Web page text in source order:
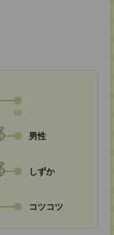
60
男性
しずか
コツコツ